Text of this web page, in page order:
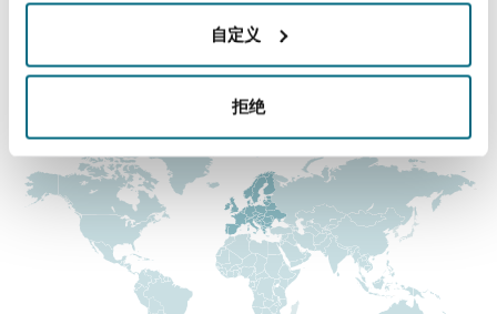
自定义
拒绝
Product Liability & Recall
Property
Reinsurance
Specialty
兰治县
尼克斯
敦
德里
彻斯特，新贝利广场2号
+44 (0) 20 7876 5111